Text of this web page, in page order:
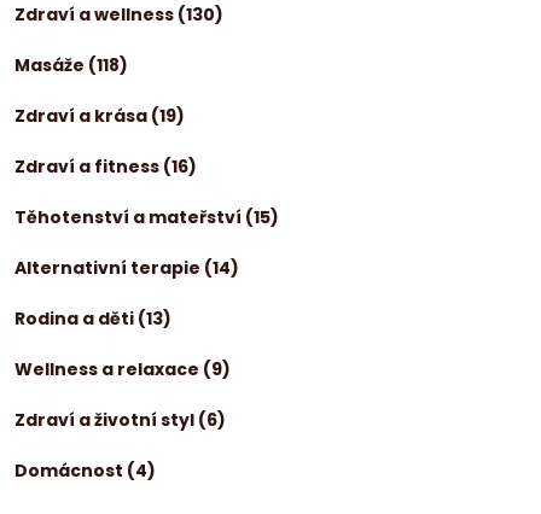
Zdraví a wellness (130)
Masáže (118)
Zdraví a krása (19)
Zdraví a fitness (16)
Těhotenství a mateřství (15)
Alternativní terapie (14)
Rodina a děti (13)
Wellness a relaxace (9)
Zdraví a životní styl (6)
Domácnost (4)